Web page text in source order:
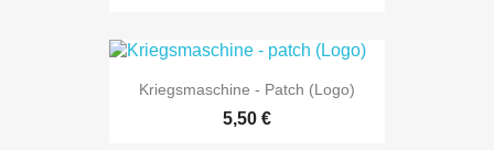
Kriegsmaschine - Patch (Logo)
5,50 €